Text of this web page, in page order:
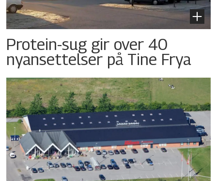
Protein-sug gir over 40
nyansettelser på Tine Frya